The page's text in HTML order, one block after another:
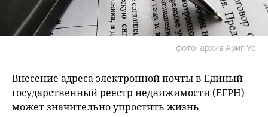
фото: архив Ариг Ус
Внесение адреса электронной почты в Единый
государственный реестр недвижимости (ЕГРН)
может значительно упростить жизнь